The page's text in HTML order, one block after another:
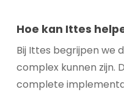
Hoe kan Ittes
Bij Ittes begrijpen we
complex kunnen zijn.
complete